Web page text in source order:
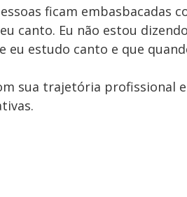
ficam embasbacadas
canto. Eu não estou
eu estudo canto e que
sua trajetória profissional